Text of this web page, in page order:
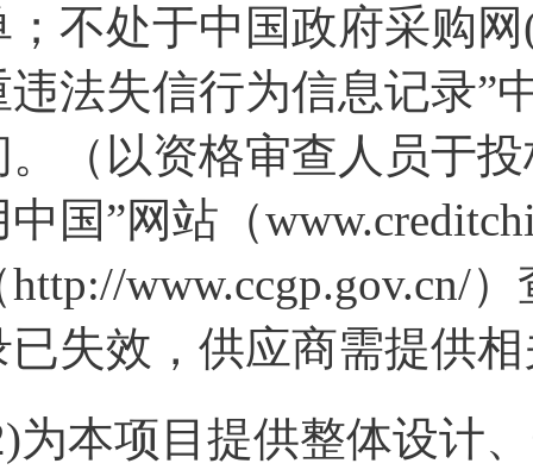
；不处于中国政府采购网
违法失信行为信息记录”
。（以资格审查人员于
中国”网站（
http://www.ccgp.gov.cn/
已失效，供应商需提供
为本项目提供整体设计